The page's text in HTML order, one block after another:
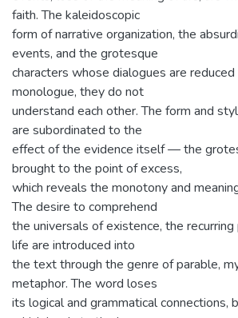
faith. The kaleidoscopic
form of narrative organization, the
events, and the grotesque
characters whose dialogues are
monologue, they do not
understand each other. The form and
are subordinated to the
effect of the evidence itself — the
brought to the point of excess,
which reveals the monotony and
The desire to comprehend
the universals of existence, the
life are introduced into
the text through the genre of parable,
metaphor. The word loses
its logical and grammatical connections,